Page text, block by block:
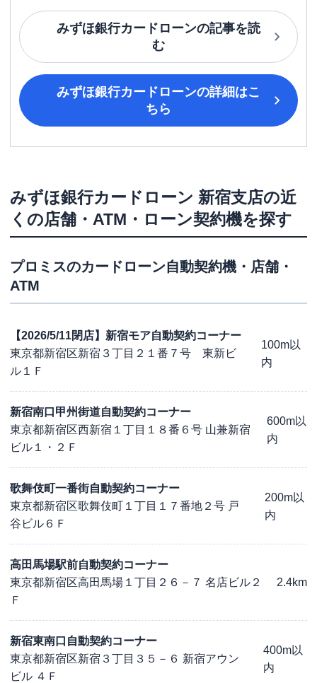
みずほ銀行カードローンの記事を読
む
みずほ銀行カードローンの詳細はこ
ちら
みずほ銀行カードローン 新宿支店の近
くの店舗・ATM・ローン契約機を探す
プロミスのカードローン自動契約機・店舗・
ATM
【2026/5/11閉店】新宿モア自動契約コーナー
東京都新宿区新宿３丁目２１番７号 東新ビ
ル１Ｆ
100m以
内
新宿南口甲州街道自動契約コーナー
東京都新宿区西新宿１丁目１８番６号 山兼新宿
ビル１・２Ｆ
600m以
内
歌舞伎町一番街自動契約コーナー
東京都新宿区歌舞伎町１丁目１７番地２号 戸
谷ビル６Ｆ
200m以
内
高田馬場駅前自動契約コーナー
東京都新宿区高田馬場１丁目２６－７ 名店ビル２
Ｆ
2.4km
新宿東南口自動契約コーナー
東京都新宿区新宿３丁目３５－６ 新宿アウン
ビル ４Ｆ
400m以
内